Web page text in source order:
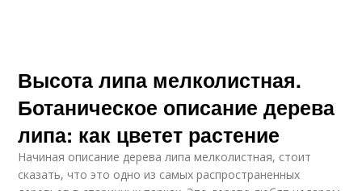
Высота липа мелколистная.
Ботаническое описание дерева
липа: как цветет растение
Начиная описание дерева липа мелколистная, стоит
сказать, что это одно из самых распространенных